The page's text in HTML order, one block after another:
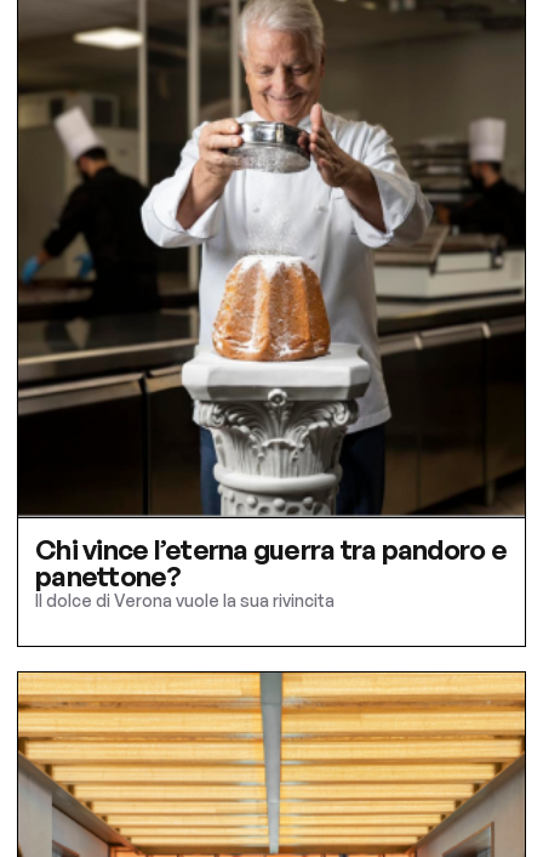
Chi vince l’eterna guerra tra pandoro e
panettone?
Il dolce di Verona vuole la sua rivincita